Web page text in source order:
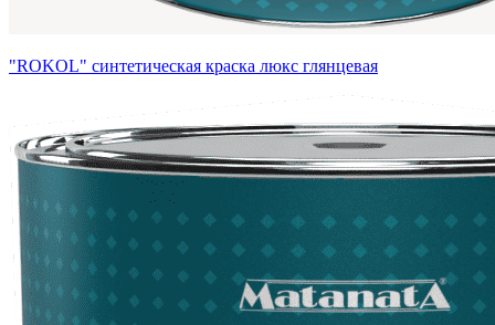
"ROKOL" синтетическая краска люкс глянцевая